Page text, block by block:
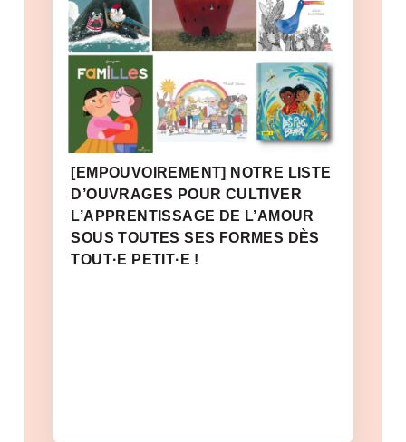
[EMPOUVOIREMENT] NOTRE LISTE
D’OUVRAGES POUR CULTIVER
L’APPRENTISSAGE DE L’AMOUR
SOUS TOUTES SES FORMES DÈS
TOUT·E PETIT·E !